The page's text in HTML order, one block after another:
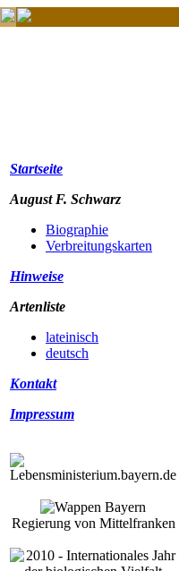
Startseite
August F. Schwarz
Biographie
Verbreitungskarten
Hinweise
Artenliste
lateinisch
deutsch
Kontakt
Impressum
Regierung von Mittelfranken